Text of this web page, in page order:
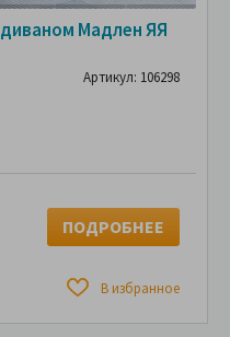
Мадлен ЯЯ
Артикул: 106298
В избранное
ПОДРОБНЕЕ